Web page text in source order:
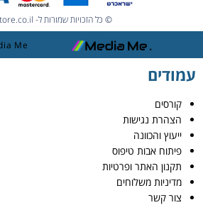
© כל הזכויות שמורות ל- Hackstore.co.il
Me
עמודים
קורסים
הצהרת נגישות
ייעוץ והכוונה
פיתוח אבות טיפוס
תקנון האתר ופרטיות
מדיניות משלוחים
צור קשר